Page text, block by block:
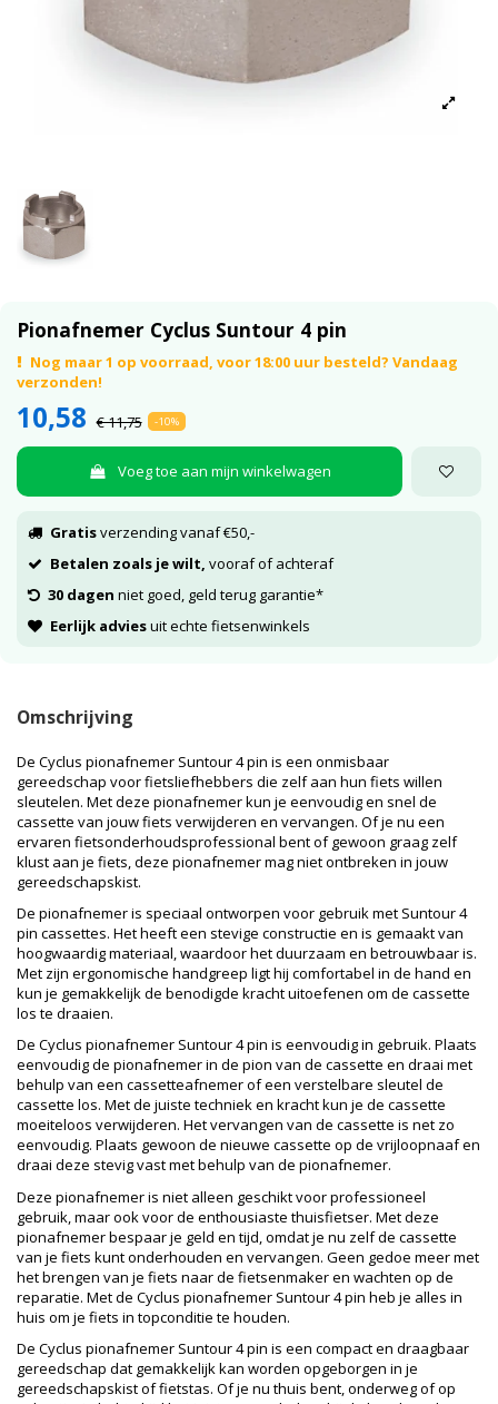
Pionafnemer Cyclus Suntour 4 pin
Nog maar 1 op voorraad, voor 18:00 uur besteld? Vandaag
verzonden!
10,58 € 11,75 -10%
Voeg toe aan mijn winkelwagen
Gratisverzending vanaf €50,-
Betalen zoals je wilt, vooraf of achteraf
30 dagen niet goed, geld terug garantie*
Eerlijk adviesuit echte fietsenwinkels
Omschrijving
De Cyclus pionafnemer Suntour 4 pin is een onmisbaar
gereedschap voor fietsliefhebbers die zelf aan hun fiets willen
sleutelen. Met deze pionafnemer kun je eenvoudig en snel de
cassette van jouw fiets verwijderen en vervangen. Of je nu een
ervaren fietsonderhoudsprofessional bent of gewoon graag zelf
klust aan je fiets, deze pionafnemer mag niet ontbreken in jouw
gereedschapskist.
De pionafnemer is speciaal ontworpen voor gebruik met Suntour 4
pin cassettes. Het heeft een stevige constructie en is gemaakt van
hoogwaardig materiaal, waardoor het duurzaam en betrouwbaar is.
Met zijn ergonomische handgreep ligt hij comfortabel in de hand en
kun je gemakkelijk de benodigde kracht uitoefenen om de cassette
los te draaien.
De Cyclus pionafnemer Suntour 4 pin is eenvoudig in gebruik. Plaats
eenvoudig de pionafnemer in de pion van de cassette en draai met
behulp van een cassetteafnemer of een verstelbare sleutel de
cassette los. Met de juiste techniek en kracht kun je de cassette
moeiteloos verwijderen. Het vervangen van de cassette is net zo
eenvoudig. Plaats gewoon de nieuwe cassette op de vrijloopnaaf en
draai deze stevig vast met behulp van de pionafnemer.
Deze pionafnemer is niet alleen geschikt voor professioneel
gebruik, maar ook voor de enthousiaste thuisfietser. Met deze
pionafnemer bespaar je geld en tijd, omdat je nu zelf de cassette
van je fiets kunt onderhouden en vervangen. Geen gedoe meer met
het brengen van je fiets naar de fietsenmaker en wachten op de
reparatie. Met de Cyclus pionafnemer Suntour 4 pin heb je alles in
huis om je fiets in topconditie te houden.
De Cyclus pionafnemer Suntour 4 pin is een compact en draagbaar
gereedschap dat gemakkelijk kan worden opgeborgen in je
gereedschapskist of fietstas. Of je nu thuis bent, onderweg of op